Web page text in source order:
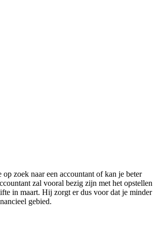
zoek naar een accountant of kan je beter
zal vooral bezig zijn met het opstellen
in maart. Hij zorgt er dus voor dat je minder
gebied.